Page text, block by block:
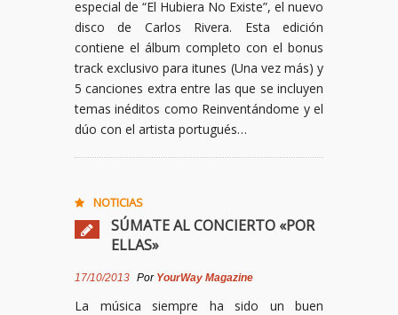
especial de “El Hubiera No Existe”, el nuevo
disco de Carlos Rivera. Esta edición
contiene el álbum completo con el bonus
track exclusivo para itunes (Una vez más) y
5 canciones extra entre las que se incluyen
temas inéditos como Reinventándome y el
dúo con el artista portugués…
NOTICIAS
SÚMATE AL CONCIERTO «POR
ELLAS»
17/10/2013 Por YourWay Magazine
La música siempre ha sido un buen